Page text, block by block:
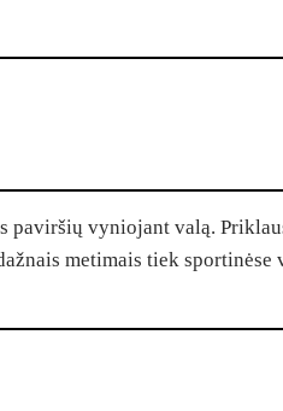
paviršių vyniojant valą.
metimais tiek sportinėse